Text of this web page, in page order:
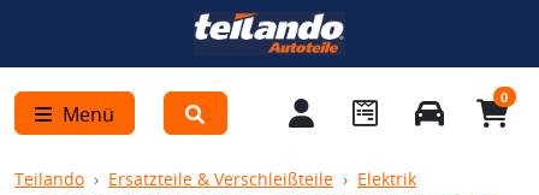
Menü
0
Teilando Ersatzteile & Verschleißteile
Elektrik